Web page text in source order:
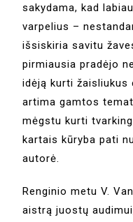
sakydama, kad
varpelius –
išsiskiria savitu
pirmiausia pradėjo
idėją kurti žaisliukus
artima gamtos
mėgstu kurti
kartais kūryba pati
autorė.
Renginio metu V.
aistrą juostų